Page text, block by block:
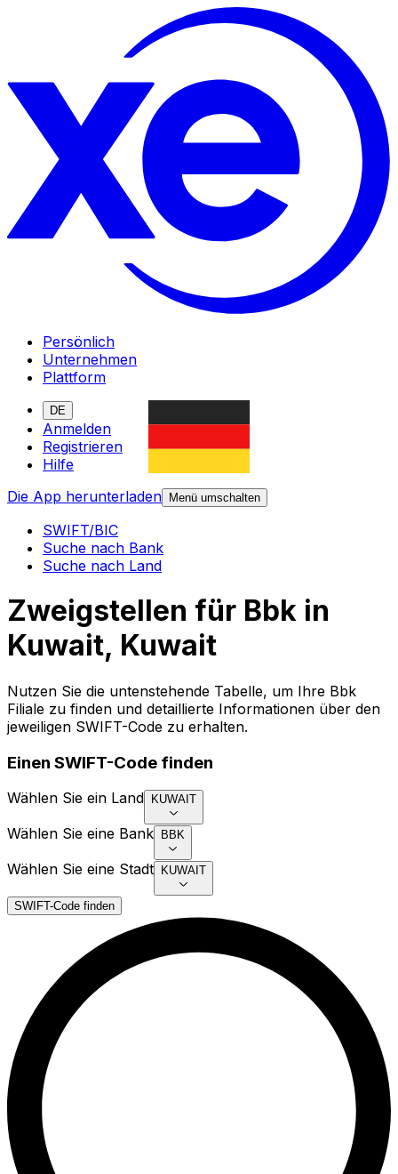
Persönlich
Unternehmen
Plattform
DE
Anmelden
Registrieren
Hilfe
Die App herunterladen
Menü umschalten
SWIFT/BIC
Suche nach Bank
Suche nach Land
Zweigstellen für Bbk in
Kuwait, Kuwait
Nutzen Sie die untenstehende Tabelle, um Ihre Bbk
Filiale zu finden und detaillierte Informationen über den
jeweiligen SWIFT-Code zu erhalten.
Einen SWIFT-Code finden
Wählen Sie ein Land KUWAIT
Wählen Sie eine Bank BBK
Wählen Sie eine Stadt KUWAIT
SWIFT-Code finden